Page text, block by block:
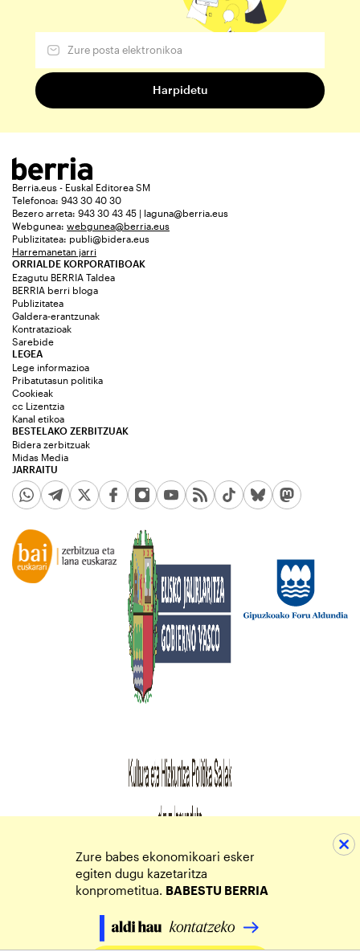
Berria.eus - Euskal Editorea SM
Telefonoa: 943 30 40 30
Bezero arreta: 943 30 43 45 | laguna@berria.eus
Webgunea: webgunea@berria.eus
Publizitatea: publi@bidera.eus
Harremanetan jarri
ORRIALDE KORPORATIBOAK
Ezagutu BERRIA Taldea
BERRIA berri bloga
Publizitatea
Galdera-erantzunak
Kontratazioak
Sarebide
JARRAITU
LEGEA
Lege informazioa
Pribatutasun politika
Cookieak
cc Lizentzia
Kanal etikoa
BESTELAKO ZERBITZUAK
Bidera zerbitzuak
Midas Media
Zure babes ekonomikoari esker
egiten dugu kazetaritza
konprometitua. BABESTU BERRIA